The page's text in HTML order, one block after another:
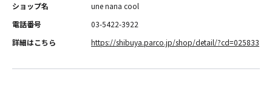
ショップ名
une nana cool
電話番号
03-5422-3922
詳細はこちら
https://shibuya.parco.jp/shop/detail/?cd=025833